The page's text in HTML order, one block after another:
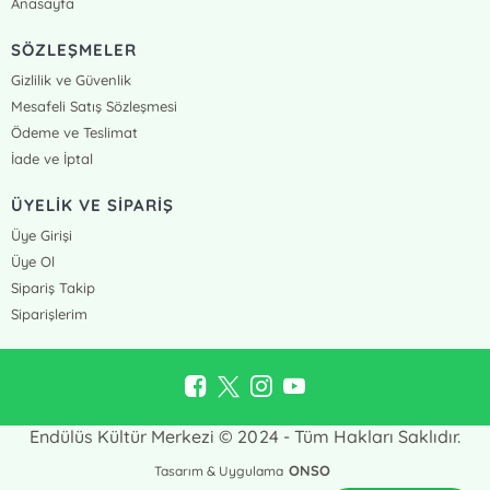
SÖZLEŞMELER
Gizlilik ve Güvenlik
Mesafeli Satış Sözleşmesi
Ödeme ve Teslimat
İade ve İptal
ÜYELİK VE SİPARİŞ
Üye Girişi
Üye Ol
Sipariş Takip
Siparişlerim
Endülüs Kültür Merkezi © 2024 - Tüm Hakları Saklıdır.
Tasarım & Uygulama ONSO